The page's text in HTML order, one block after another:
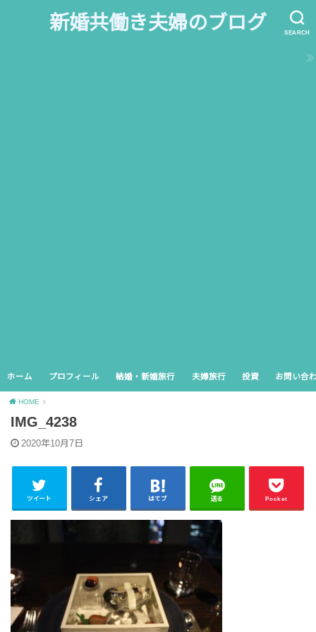
SEARCH
新婚共働き夫婦のブログ
ホーム プロフィール 結婚・新婚旅行 夫婦旅行 投資 お問い合
HOME
IMG_4238
2020年10月7日
ツイート シェア はてブ 送る Pocket